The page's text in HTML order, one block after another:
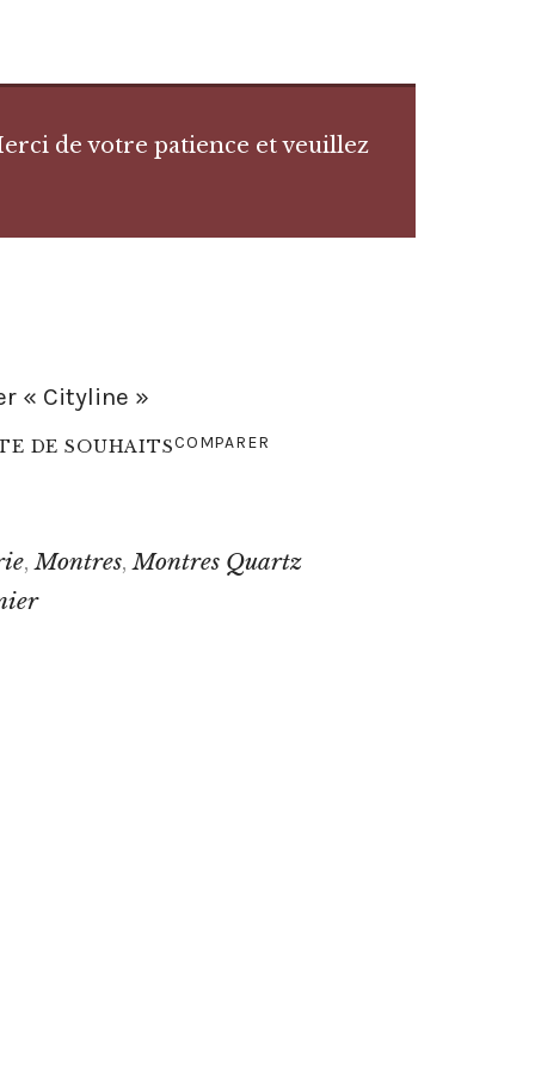
de votre patience et veuillez
« Cityline »
DE SOUHAITSCOMPARER
,Montres,Montres Quartz